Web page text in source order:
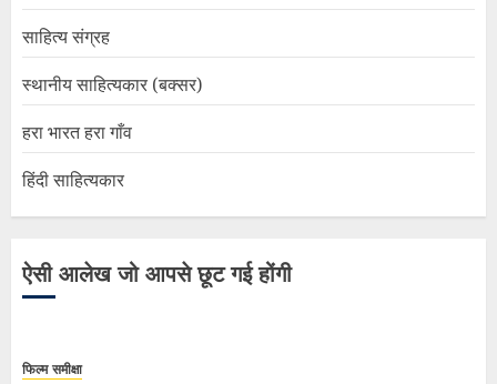
साहित्य संग्रह
स्थानीय साहित्यकार (बक्सर)
हरा भारत हरा गाँव
हिंदी साहित्यकार
ऐसी आलेख जो आपसे छूट गई होंगी
फिल्म समीक्षा